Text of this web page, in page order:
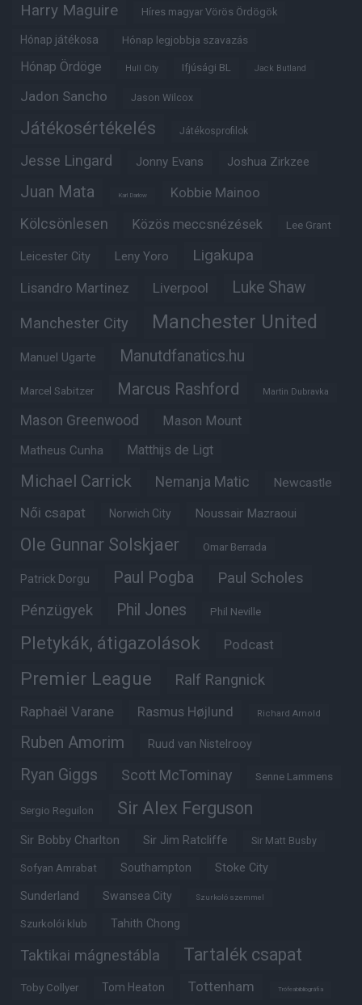
Harry Maguire Híres magyar Vörös Ördögök
Hónap játékosa Hónap legjobbja szavazás
Hónap Ördöge Hull City Ifjúsági BL Jack Butland
Jadon Sancho Jason Wilcox
Játékosértékelés Játékosprofilok
Jesse Lingard Jonny Evans Joshua Zirkzee
Juan Mata Karl Darlow Kobbie Mainoo
Kölcsönlesen Közös meccsnézések Lee Grant
Leicester City Leny Yoro Ligakupa
Lisandro Martinez Liverpool Luke Shaw
Manchester City Manchester United
Manuel Ugarte Manutdfanatics.hu
Marcel Sabitzer Marcus Rashford Martin Dubravka
Mason Greenwood Mason Mount
Matheus Cunha Matthijs de Ligt
Michael Carrick Nemanja Matic Newcastle
Női csapat Norwich City Noussair Mazraoui
Ole Gunnar Solskjaer Omar Berrada
Patrick Dorgu Paul Pogba Paul Scholes
Pénzügyek Phil Jones Phil Neville
Pletykák, átigazolások Podcast
Premier League Ralf Rangnick
Raphaël Varane Rasmus Højlund Richard Arnold
Ruben Amorim Ruud van Nistelrooy
Ryan Giggs Scott McTominay Senne Lammens
Sergio Reguilon Sir Alex Ferguson
Sir Bobby Charlton Sir Jim Ratcliffe Sir Matt Busby
Sofyan Amrabat Southampton Stoke City
Sunderland Swansea City Szurkoló szemmel
Szurkolói klub Tahith Chong
Taktikai mágnestábla Tartalék csapat
Toby Collyer Tom Heaton Tottenham Trófeabibliográfia